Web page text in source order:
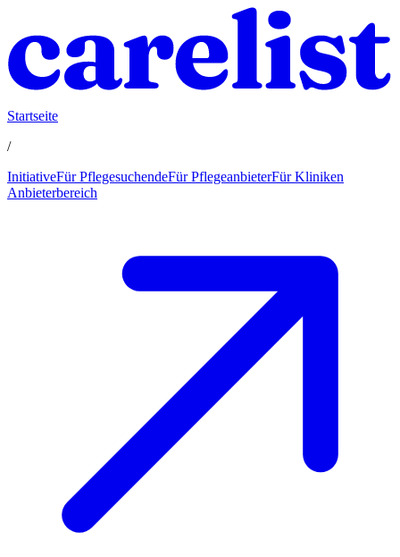
Startseite
/
InitiativeFür PflegesuchendeFür PflegeanbieterFür Kliniken
Anbieterbereich